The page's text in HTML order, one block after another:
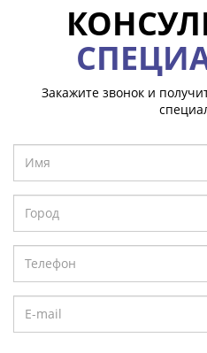
Закажите звонок и